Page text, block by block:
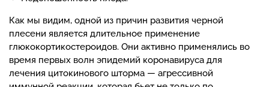
Как мы видим, одной из причин развития черной
плесени является длительное применение
глюкокортикостероидов. Они активно применялись во
время первых волн эпидемий коронавируса для
лечения цитокинового шторма — агрессивной